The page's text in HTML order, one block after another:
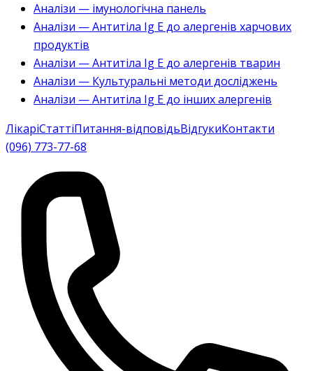
Аналізи — імунологічна панель
Аналізи — Антитіла Ig E до алергенів харчових
продуктів
Аналізи — Антитіла Ig E до алергенів тварин
Аналізи — Культуральні методи досліджень
Аналізи — Антитіла Ig E до інших алергенів
ЛікаріСтаттіПитання-відповідьВідгукиКонтакти
(096) 773-77-68